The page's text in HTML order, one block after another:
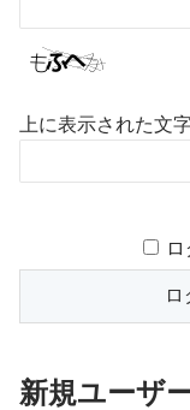
上に表示された文
新規ユーザ